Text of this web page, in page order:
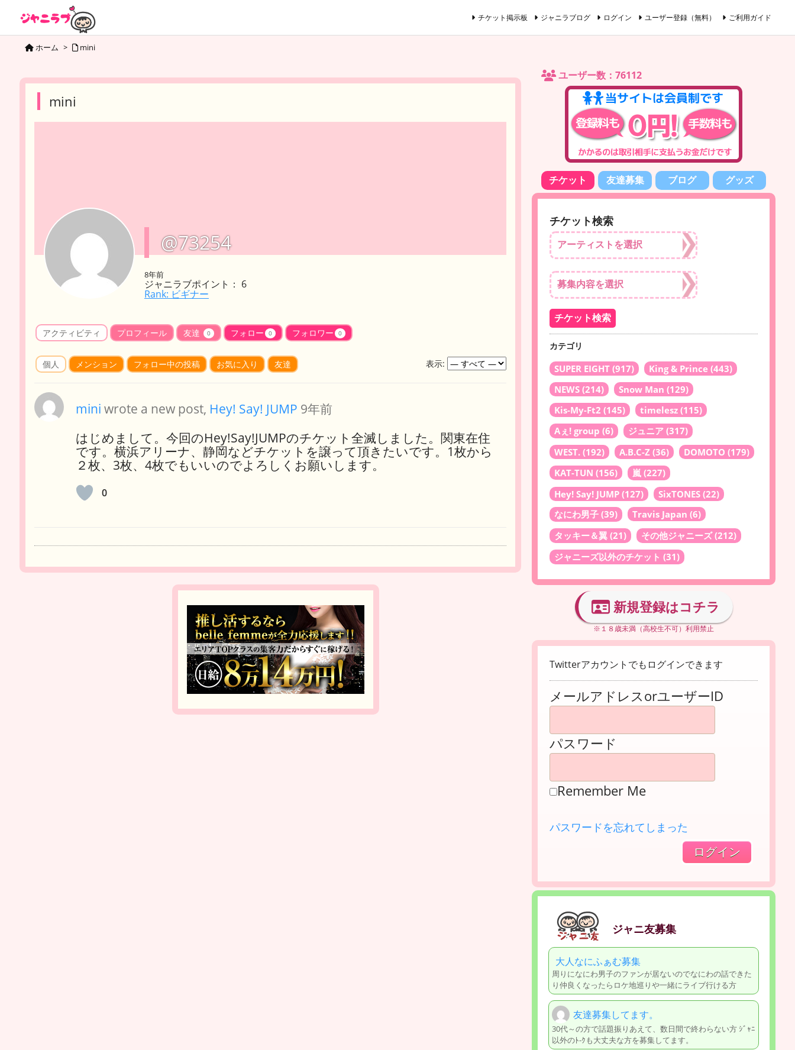
チケット掲示板 ジャニラブログ ログイン ユーザー登録（無料） ご利用ガイド
ホーム > mini
mini
@73254
8年前
ジャニラブポイント： 6
Rank: ビギナー
アクティビティ プロフィール 友達 0 フォロー 0 フォロワー 0
個人 メンション フォロー中の投稿 お気に入り 友達 表示:
mini wrote a new post, Hey! Say! JUMP 9年前
はじめまして。今回のHey!Say!JUMPのチケット全滅しました。関東在住
です。横浜アリーナ、静岡などチケットを譲って頂きたいです。1枚から
２枚、3枚、4枚でもいいのでよろしくお願いします。
0
ユーザー数：76112
チケット 友達募集 ブログ グッズ
チケット検索
カテゴリ
SUPER EIGHT (917) King & Prince (443)
NEWS (214) Snow Man (129)
Kis-My-Ft2 (145) timelesz (115)
Aぇ! group (6) ジュニア (317)
WEST. (192) A.B.C-Z (36) DOMOTO (179)
KAT-TUN (156) 嵐 (227)
Hey! Say! JUMP (127) SixTONES (22)
なにわ男子 (39) Travis Japan (6)
タッキー＆翼 (21) その他ジャニーズ(212)
ジャニーズ以外のチケット (31)
新規登録はコチラ
※１８歳未満（高校生不可）利用禁止
Twitterアカウントでもログインできます
メールアドレスorユーザーID
パスワード
Remember Me
パスワードを忘れてしまった
ジャニ友募集
大人なにふぁむ募集
周りになにわ男子のファンが居ないのでなにわの話できた
り仲良くなったらロケ地巡りや一緒にライブ行ける方
友達募集してます。
30代～の方で話題振りあえて、数日間で終わらない方 ｼﾞｬﾆ
以外のﾄ-ｸも大丈夫な方を募集してます。